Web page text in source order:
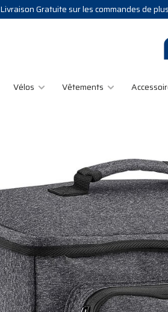
Livraison Gratuite sur les commandes de
Vélos Vêtements